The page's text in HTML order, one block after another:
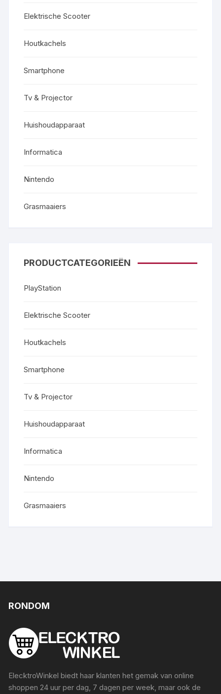
Elektrische Scooter
Houtkachels
Smartphone
Tv & Projector
Huishoudapparaat
Informatica
Nintendo
Grasmaaiers
PRODUCTCATEGORIEËN
PlayStation
Elektrische Scooter
Houtkachels
Smartphone
Tv & Projector
Huishoudapparaat
Informatica
Nintendo
Grasmaaiers
RONDOM
ElecktroWinkel biedt haar klanten het gemak van online
shoppen 24 uur per dag, 7 dagen per week, maar ook de